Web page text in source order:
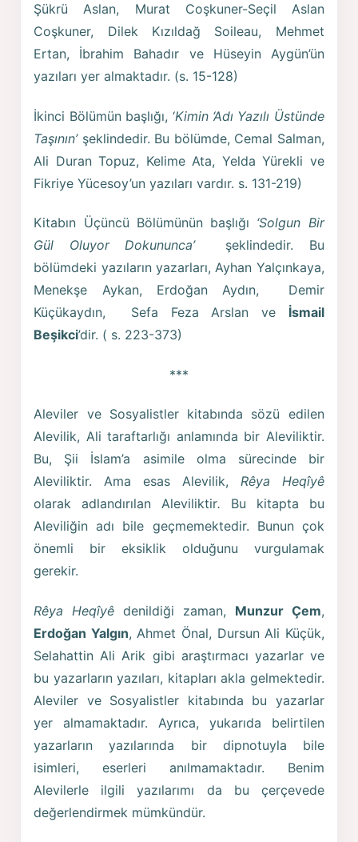
Şükrü Aslan, Murat Coşkuner-Seçil Aslan
Coşkuner, Dilek Kızıldağ Soileau, Mehmet
Ertan, İbrahim Bahadır ve Hüseyin Aygün’ün
yazıları yer almaktadır. (s. 15-128)
İkinci Bölümün başlığı, ‘Kimin ‘Adı Yazılı Üstünde
Taşının’şeklindedir. Bu bölümde, Cemal Salman,
Ali Duran Topuz, Kelime Ata, Yelda Yürekli ve
Fikriye Yücesoy’un yazıları vardır. s. 131-219)
Kitabın Üçüncü Bölümünün başlığı ‘Solgun Bir
Gül Oluyor Dokununca’
şeklindedir. Bu
bölümdeki yazıların yazarları, Ayhan Yalçınkaya,
Menekşe Aykan, Erdoğan Aydın, Demir
Küçükaydın, Sefa Feza Arslan ve İsmail
Beşikci’dir. ( s. 223-373)
***
Aleviler ve Sosyalistler kitabında sözü edilen
Alevilik, Ali taraftarlığı anlamında bir Aleviliktir.
Bu, Şii İslam’a asimile olma sürecinde bir
Aleviliktir. Ama esas Alevilik, Rêya Heqîyê
olarak adlandırılan Aleviliktir. Bu kitapta bu
Aleviliğin adı bile geçmemektedir. Bunun çok
önemli bir eksiklik olduğunu vurgulamak
gerekir.
Rêya Heqîyê denildiği zaman, Munzur Çem,
Erdoğan Yalgın, Ahmet Önal, Dursun Ali Küçük,
Selahattin Ali Arik gibi araştırmacı yazarlar ve
bu yazarların yazıları, kitapları akla gelmektedir.
Aleviler ve Sosyalistler kitabında bu yazarlar
yer almamaktadır. Ayrıca, yukarıda belirtilen
yazarların yazılarında bir dipnotuyla bile
isimleri, eserleri anılmamaktadır. Benim
Alevilerle ilgili yazılarımı da bu çerçevede
değerlendirmek mümkündür.